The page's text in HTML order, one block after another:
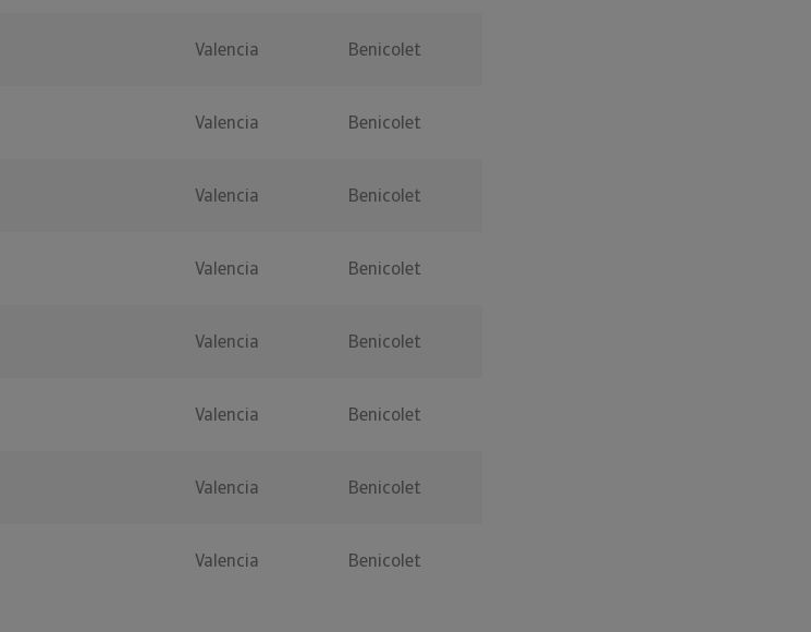
Valencia Benicolet
Valencia Benicolet
Valencia Benicolet
Valencia Benicolet
Valencia Benicolet
Valencia Benicolet
Valencia Benicolet
Valencia Benicolet